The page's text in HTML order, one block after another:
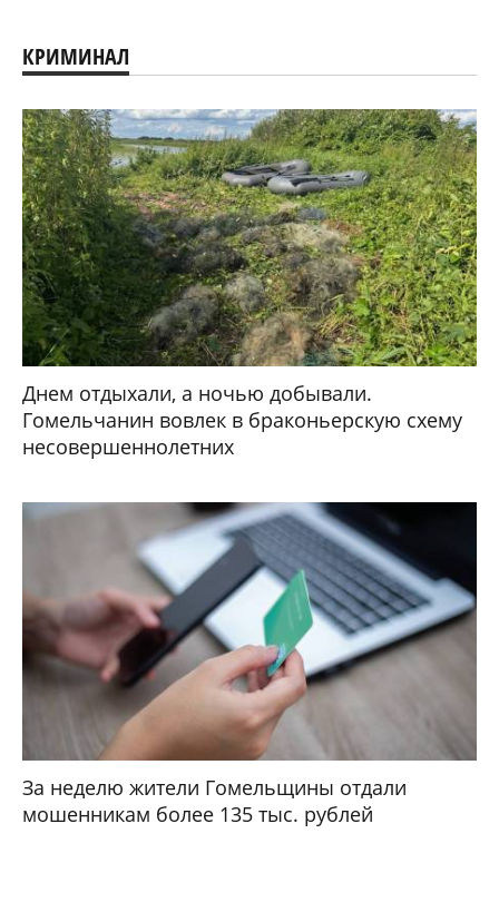
КРИМИНАЛ
Днем отдыхали, а ночью добывали.
Гомельчанин вовлек в браконьерскую схему
несовершеннолетних
За неделю жители Гомельщины отдали
мошенникам более 135 тыс. рублей